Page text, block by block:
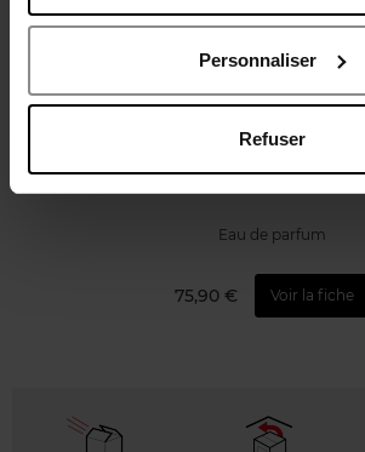
Personnaliser
Refuser
La Petite Robe Noire Le Flacon
Intense
Eau de parfum
75,90 € Voir la fiche